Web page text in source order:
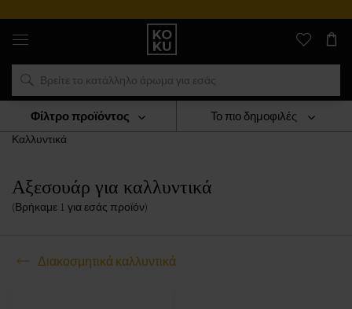
Αυθεντικά
αρώματα
και
ρολόγια
σε
μέρος
Καλλυντικά
Διακοσμητικά Καλλυντικά
Αξεσουάρ Για
Καλλυντικά
Αξεσουάρ για καλλυντικά
(Βρήκαμε 1 για εσάς προϊόν)
Το πιο δημοφιλές
Διακοσμητικά καλλυντικά
Φίλτρο προϊόντος